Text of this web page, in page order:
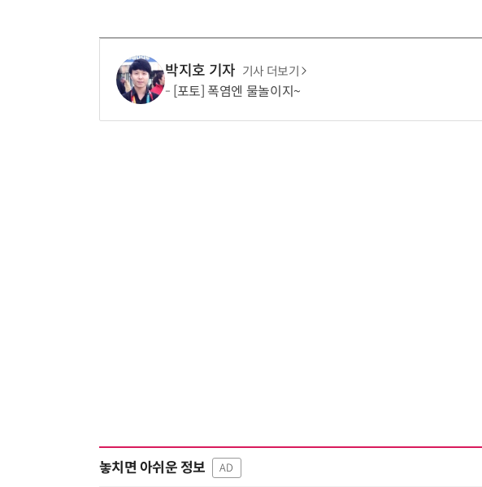
박지호 기자 기사 더보기
[포토] 폭염엔 물놀이지~
놓치면 아쉬운 정보 AD